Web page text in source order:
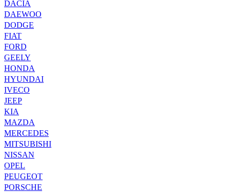
DACIA
DAEWOO
DODGE
FIAT
FORD
GEELY
HONDA
HYUNDAI
IVECO
JEEP
KIA
MAZDA
MERCEDES
MITSUBISHI
NISSAN
OPEL
PEUGEOT
PORSCHE